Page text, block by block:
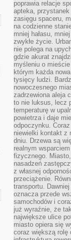
poprawia relacje
apteka,
zasięgu spaceru,
na codzienne
mniej hałasu,
zwykłe życie.
nie polega na
gdzie akurat
myśleniu o
którym każda
tysięcy ludzi.
nowoczesnego
zadrzewiona aleja
to nie luksus, lecz
temperaturę w
powietrza i daje
odpoczynku.
niewielki kontakt z
dniu. Drzewa są
realnym
fizycznego.
nasadzeń
z własnej
przeciążenie.
transportu.
oznacza przede
samochodów i
już wyraźnie, że
największe ulice
miasto opiera się
coraz większą rolę